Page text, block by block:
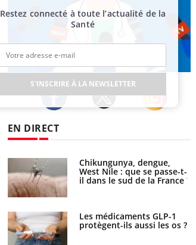
EN DIRECT
Chikungunya, dengue,
West Nile : que se passe-t-
il dans le sud de la France ?
Les médicaments GLP-1
protègent-ils aussi les os ?
Restez connecté à toute l’actualité de la
Santé
S'INSCRIRE À LA NEWSLETTER